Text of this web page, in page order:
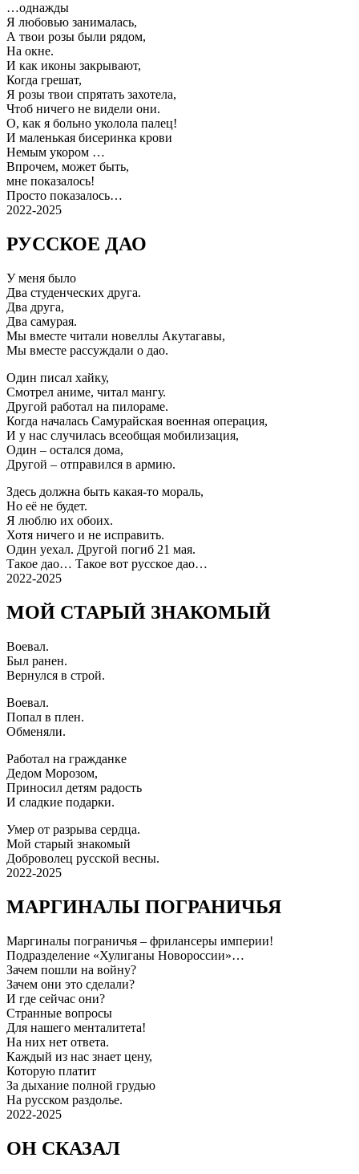
…однажды
Я любовью занималась,
А твои розы были рядом,
На окне.
И как иконы закрывают,
Когда грешат,
Я розы твои спрятать захотела,
Чтоб ничего не видели они.
О, как я больно уколола палец!
И маленькая бисеринка крови
Немым укором …
Впрочем, может быть,
мне показалось!
Просто показалось…
2022-2025
РУССКОЕ ДАО
У меня было
Два студенческих друга.
Два друга,
Два самурая.
Мы вместе читали новеллы Акутагавы,
Мы вместе рассуждали о дао.
Один писал хайку,
Смотрел аниме, читал мангу.
Другой работал на пилораме.
Когда началась Самурайская военная операция,
И у нас случилась всеобщая мобилизация,
Один – остался дома,
Другой – отправился в армию.
Здесь должна быть какая-то мораль,
Но её не будет.
Я люблю их обоих.
Хотя ничего и не исправить.
Один уехал. Другой погиб 21 мая.
Такое дао… Такое вот русское дао…
2022-2025
МОЙ СТАРЫЙ ЗНАКОМЫЙ
Воевал.
Был ранен.
Вернулся в строй.
Воевал.
Попал в плен.
Обменяли.
Работал на гражданке
Дедом Морозом,
Приносил детям радость
И сладкие подарки.
Умер от разрыва сердца.
Мой старый знакомый
Доброволец русской весны.
2022-2025
МАРГИНАЛЫ ПОГРАНИЧЬЯ
Маргиналы пограничья – фрилансеры империи!
Подразделение «Хулиганы Новороссии»…
Зачем пошли на войну?
Зачем они это сделали?
И где сейчас они?
Странные вопросы
Для нашего менталитета!
На них нет ответа.
Каждый из нас знает цену,
Которую платит
За дыхание полной грудью
На русском раздолье.
2022-2025
ОН СКАЗАЛ